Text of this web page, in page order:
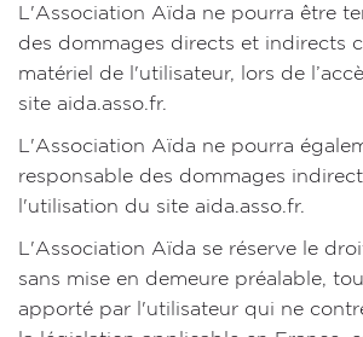
L'Association Aïda ne pourra être
des dommages directs et indirects
matériel de l'utilisateur, lors de
site aida.asso.fr.
L'Association Aïda ne pourra
responsable des dommages
l'utilisation du site aida.asso.fr.
L'Association Aïda se réserve le
sans mise en demeure préalable,
apporté par l'utilisateur qui ne